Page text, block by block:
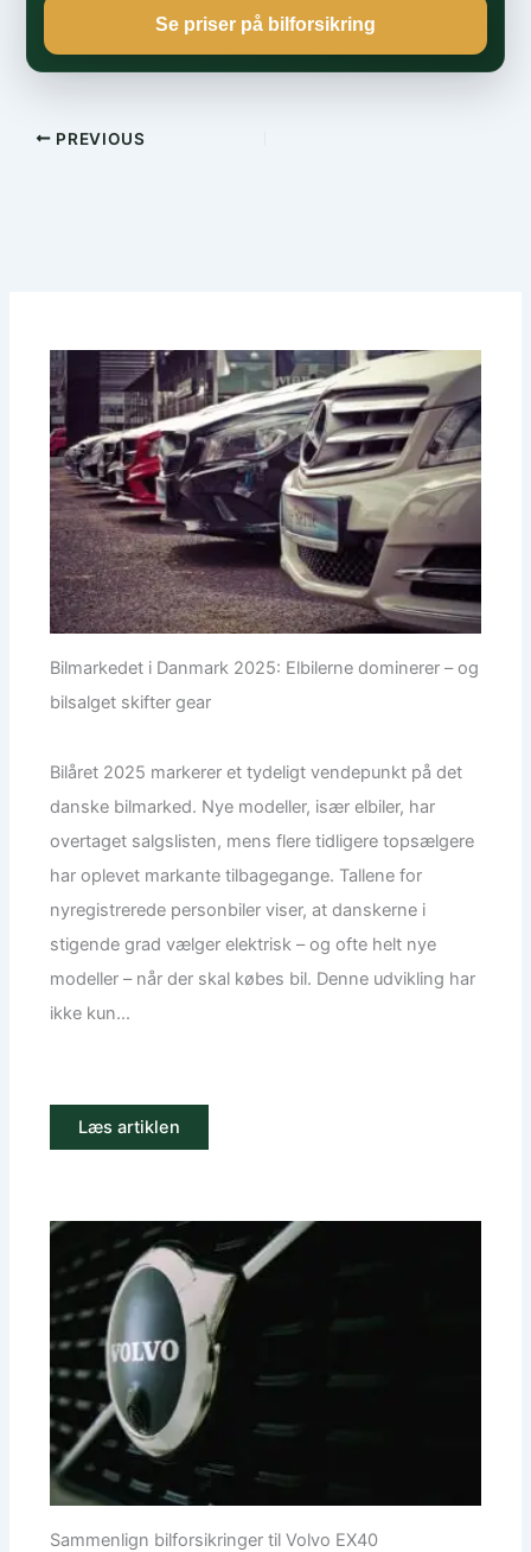
Se priser på bilforsikring
PREVIOUS
Bilmarkedet i Danmark 2025: Elbilerne dominerer – og
bilsalget skifter gear
Bilåret 2025 markerer et tydeligt vendepunkt på det
danske bilmarked. Nye modeller, især elbiler, har
overtaget salgslisten, mens flere tidligere topsælgere
har oplevet markante tilbagegange. Tallene for
nyregistrerede personbiler viser, at danskerne i
stigende grad vælger elektrisk – og ofte helt nye
modeller – når der skal købes bil. Denne udvikling har
ikke kun...
Læs artiklen
Sammenlign bilforsikringer til Volvo EX40